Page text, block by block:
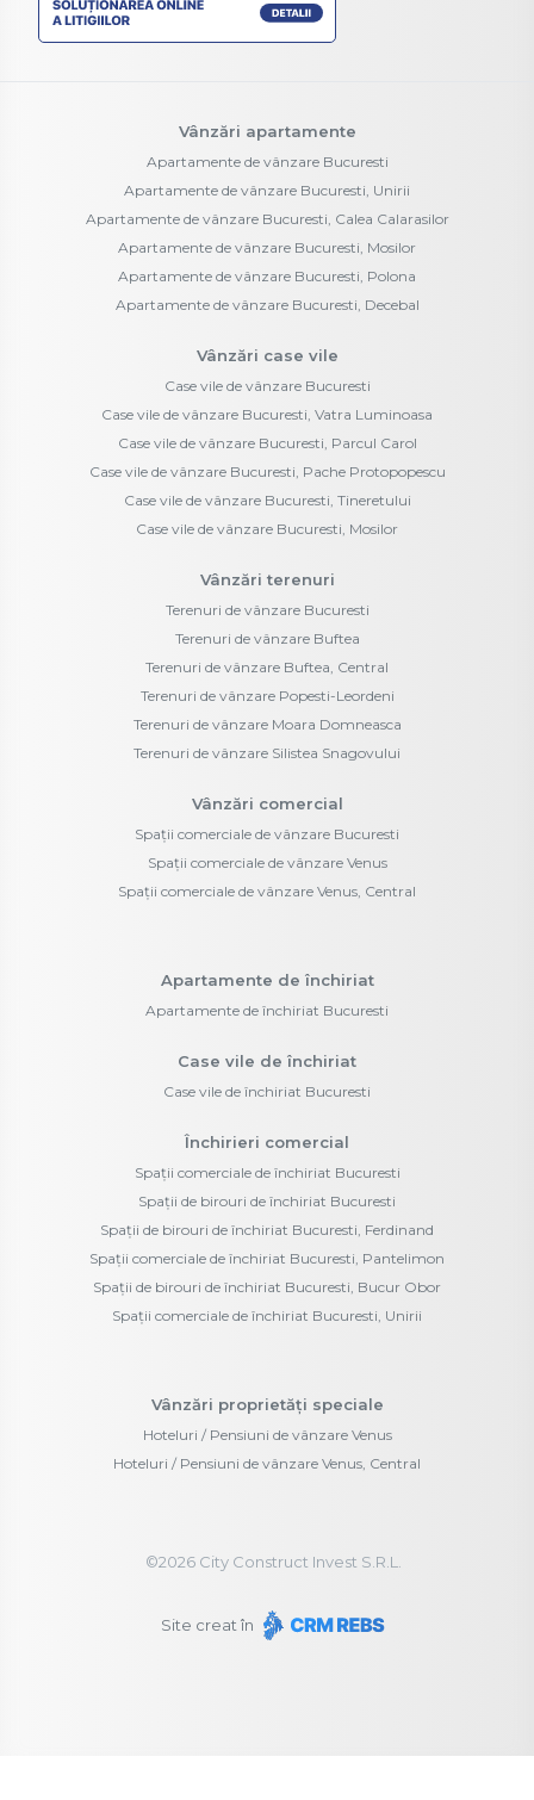
Vânzări apartamente
Apartamente de vânzare Bucuresti
Apartamente de vânzare Bucuresti, Unirii
Apartamente de vânzare Bucuresti, Calea Calarasilor
Apartamente de vânzare Bucuresti, Mosilor
Apartamente de vânzare Bucuresti, Polona
Apartamente de vânzare Bucuresti, Decebal
Vânzări case vile
Case vile de vânzare Bucuresti
Case vile de vânzare Bucuresti, Vatra Luminoasa
Case vile de vânzare Bucuresti, Parcul Carol
Case vile de vânzare Bucuresti, Pache Protopopescu
Case vile de vânzare Bucuresti, Tineretului
Case vile de vânzare Bucuresti, Mosilor
Vânzări terenuri
Terenuri de vânzare Bucuresti
Terenuri de vânzare Buftea
Terenuri de vânzare Buftea, Central
Terenuri de vânzare Popesti-Leordeni
Terenuri de vânzare Moara Domneasca
Terenuri de vânzare Silistea Snagovului
Vânzări comercial
Spații comerciale de vânzare Bucuresti
Spații comerciale de vânzare Venus
Spații comerciale de vânzare Venus, Central
Apartamente de închiriat
Apartamente de închiriat Bucuresti
Case vile de închiriat
Case vile de închiriat Bucuresti
Închirieri comercial
Spații comerciale de închiriat Bucuresti
Spații de birouri de închiriat Bucuresti
Spații de birouri de închiriat Bucuresti, Ferdinand
Spații comerciale de închiriat Bucuresti, Pantelimon
Spații de birouri de închiriat Bucuresti, Bucur Obor
Spații comerciale de închiriat Bucuresti, Unirii
Vânzări proprietăți speciale
Hoteluri / Pensiuni de vânzare Venus
Hoteluri / Pensiuni de vânzare Venus, Central
©2026City Construct Invest S.R.L.
Site creat în